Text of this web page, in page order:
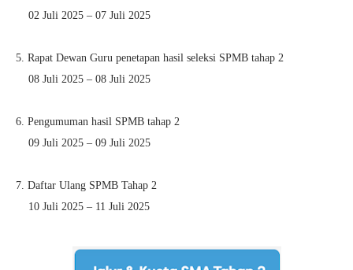
02 Juli 2025 – 07 Juli 2025
5. Rapat Dewan Guru penetapan hasil seleksi SPMB tahap 2
08 Juli 2025 – 08 Juli 2025
6. Pengumuman hasil SPMB tahap 2
09 Juli 2025 – 09 Juli 2025
7. Daftar Ulang SPMB Tahap 2
10 Juli 2025 – 11 Juli 2025